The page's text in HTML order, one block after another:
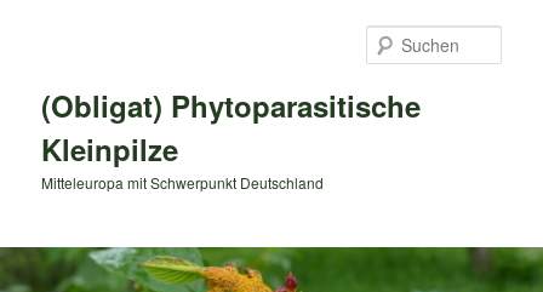
(Obligat) Phytoparasitische
Kleinpilze
Mitteleuropa mit Schwerpunkt Deutschland